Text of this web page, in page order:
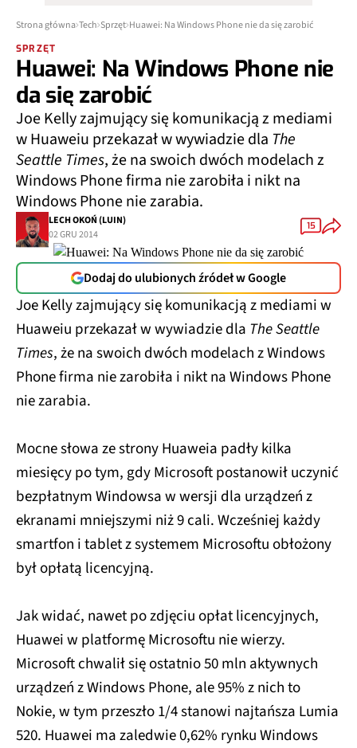
Strona główna Tech Sprzęt Huawei: Na Windows Phone nie da się zarobić
SPRZĘT
Huawei: Na Windows Phone nie
da się zarobić
Joe Kelly zajmujący się komunikacją z mediami
w Huaweiu przekazał w wywiadzie dla The
Seattle Times, że na swoich dwóch modelach z
Windows Phone firma nie zarobiła i nikt na
Windows Phone nie zarabia.
LECH OKOŃ (LUIN)
02 GRU 2014
15
Dodaj do ulubionych źródeł w Google
Joe Kelly zajmujący się komunikacją z mediami w
Huaweiu przekazał w wywiadzie dla The Seattle
Times, że na swoich dwóch modelach z Windows
Phone firma nie zarobiła i nikt na Windows Phone
nie zarabia.
Mocne słowa ze strony Huaweia padły kilka
miesięcy po tym, gdy Microsoft postanowił uczynić
bezpłatnym Windowsa w wersji dla urządzeń z
ekranami mniejszymi niż 9 cali. Wcześniej każdy
smartfon i tablet z systemem Microsoftu obłożony
był opłatą licencyjną.
Jak widać, nawet po zdjęciu opłat licencyjnych,
Huawei w platformę Microsoftu nie wierzy.
Microsoft chwalił się ostatnio 50 mln aktywnych
urządzeń z Windows Phone, ale 95% z nich to
Nokie, w tym przeszło 1/4 stanowi najtańsza Lumia
520. Huawei ma zaledwie 0,62% rynku Windows